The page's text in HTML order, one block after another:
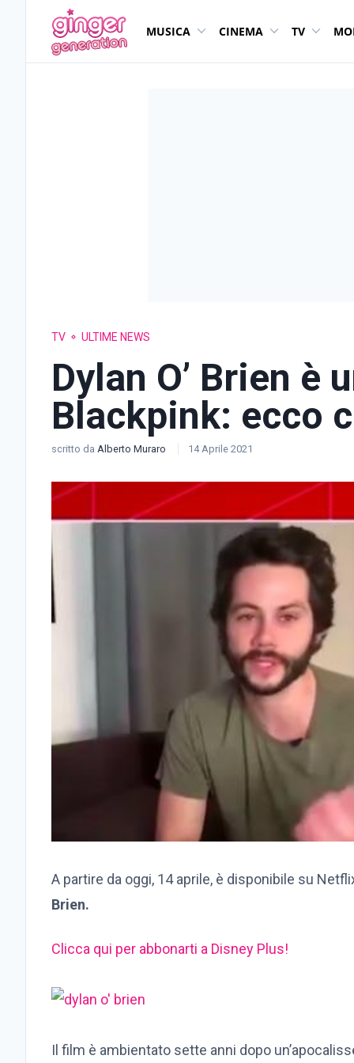
MUSICA CINEMA TV
TV ULTIME NEWS
Dylan O’ Brien è
Blackpink: ecco
scritto da Alberto Muraro 14 Aprile 2021
A partire da oggi, 14 aprile, è disponibile su
Brien.
Clicca qui per abbonarti a Disney Plus!
Il film è ambientato sette anni dopo